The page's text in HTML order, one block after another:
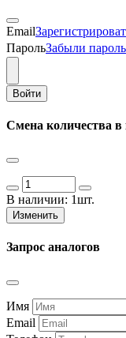
Email
ПарольЗабыли
Войти
Смена количества в
В наличии: 1шт.
Изменить
Запрос аналогов
Имя
Email